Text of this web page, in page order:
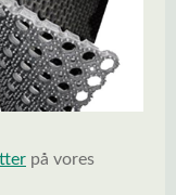
på vores